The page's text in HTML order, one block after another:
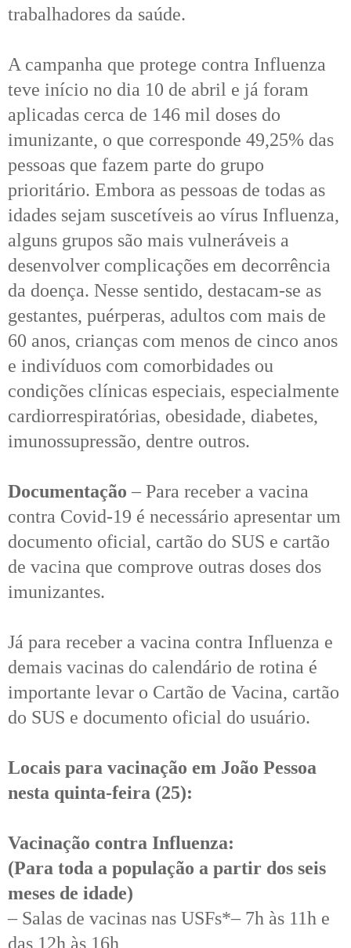
trabalhadores da saúde.
A campanha que protege contra Influenza
teve início no dia 10 de abril e já foram
aplicadas cerca de 146 mil doses do
imunizante, o que corresponde 49,25% das
pessoas que fazem parte do grupo
prioritário. Embora as pessoas de todas as
idades sejam suscetíveis ao vírus Influenza,
alguns grupos são mais vulneráveis a
desenvolver complicações em decorrência
da doença. Nesse sentido, destacam-se as
gestantes, puérperas, adultos com mais de
60 anos, crianças com menos de cinco anos
e indivíduos com comorbidades ou
condições clínicas especiais, especialmente
cardiorrespiratórias, obesidade, diabetes,
imunossupressão, dentre outros.
Documentação– Para receber a vacina
contra Covid-19 é necessário apresentar um
documento oficial, cartão do SUS e cartão
de vacina que comprove outras doses dos
imunizantes.
Já para receber a vacina contra Influenza e
demais vacinas do calendário de rotina é
importante levar o Cartão de Vacina, cartão
do SUS e documento oficial do usuário.
Locais para vacinação em João Pessoa
nesta quinta-feira (25):
Vacinação contra Influenza:
(Para toda a população a partir dos seis
meses de idade)
– Salas de vacinas nas USFs*– 7h às 11h e
das 12h às 16h